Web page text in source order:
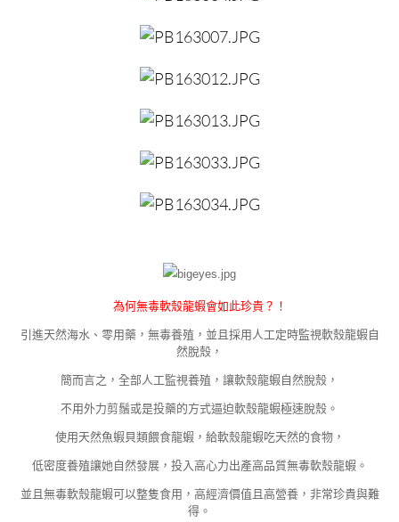
為何無毒軟殼龍蝦會如此珍貴？！
引進天然海水、零用藥，無毒養殖，並且採用人工定時監視軟殼龍蝦自
然脫殼，
簡而言之，全部人工監視養殖，讓軟殼龍蝦自然脫殼，
不用外力剪鬚或是投藥的方式逼迫軟殼龍蝦極速脫殼。
使用天然⿂蝦⾙類餵食龍蝦，給軟殼龍蝦吃天然的食物，
低密度養殖讓她自然發展，投入高心力出產高品質無毒軟殼龍蝦。
並且無毒軟殼龍蝦可以整隻食用，高經濟價值且高營養，非常珍貴與難
得。